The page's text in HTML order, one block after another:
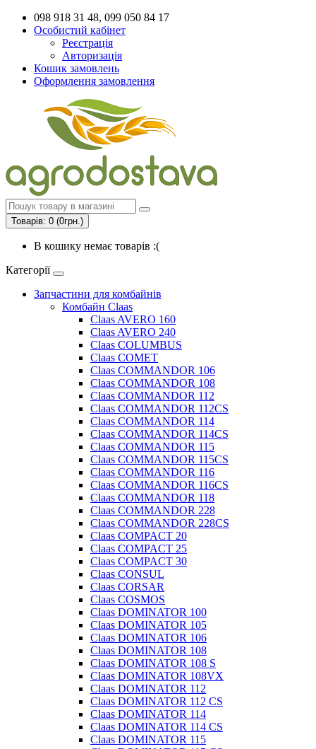
098 918 31 48, 099 050 84 17
Особистий кабінет
Реєстрація
Авторизація
Кошик замовлень
Оформлення замовлення
Товарів: 0 (0грн.)
В кошику немає товарів :(
Категорії
Запчастини для комбайнів
Комбайн Claas
Claas AVERO 160
Claas AVERO 240
Claas COLUMBUS
Claas COMET
Claas COMMANDOR 106
Claas COMMANDOR 108
Claas COMMANDOR 112
Claas COMMANDOR 112CS
Claas COMMANDOR 114
Claas COMMANDOR 114CS
Claas COMMANDOR 115
Claas COMMANDOR 115CS
Claas COMMANDOR 116
Claas COMMANDOR 116CS
Claas COMMANDOR 118
Claas COMMANDOR 228
Claas COMMANDOR 228CS
Claas COMPACT 20
Claas COMPACT 25
Claas COMPACT 30
Claas CONSUL
Claas CORSAR
Claas COSMOS
Claas DOMINATOR 100
Claas DOMINATOR 105
Claas DOMINATOR 106
Claas DOMINATOR 108
Claas DOMINATOR 108 S
Claas DOMINATOR 108VX
Claas DOMINATOR 112
Claas DOMINATOR 112 CS
Claas DOMINATOR 114
Claas DOMINATOR 114 CS
Claas DOMINATOR 115